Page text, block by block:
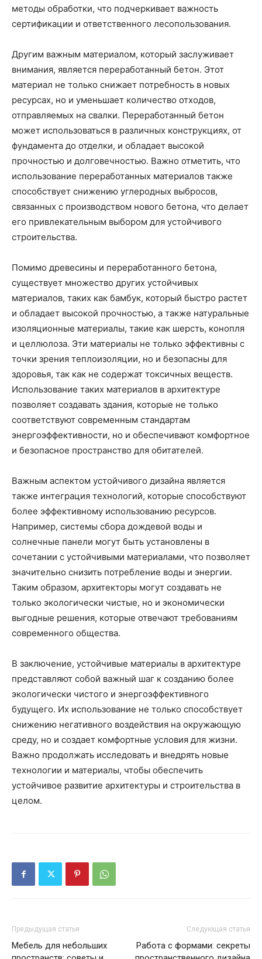
методы обработки, что подчеркивает важность
сертификации и ответственного лесопользования.
Другим важным материалом, который заслуживает
внимания, является переработанный бетон. Этот
материал не только снижает потребность в новых
ресурсах, но и уменьшает количество отходов,
отправляемых на свалки. Переработанный бетон
может использоваться в различных конструкциях, от
фундамента до отделки, и обладает высокой
прочностью и долговечностью. Важно отметить, что
использование переработанных материалов также
способствует снижению углеродных выбросов,
связанных с производством нового бетона, что делает
его привлекательным выбором для устойчивого
строительства.
Помимо древесины и переработанного бетона,
существует множество других устойчивых
материалов, таких как бамбук, который быстро растет
и обладает высокой прочностью, а также натуральные
изоляционные материалы, такие как шерсть, конопля
и целлюлоза. Эти материалы не только эффективны с
точки зрения теплоизоляции, но и безопасны для
здоровья, так как не содержат токсичных веществ.
Использование таких материалов в архитектуре
позволяет создавать здания, которые не только
соответствуют современным стандартам
энергоэффективности, но и обеспечивают комфортное
и безопасное пространство для обитателей.
Важным аспектом устойчивого дизайна является
также интеграция технологий, которые способствуют
более эффективному использованию ресурсов.
Например, системы сбора дождевой воды и
солнечные панели могут быть установлены в
сочетании с устойчивыми материалами, что позволяет
значительно снизить потребление воды и энергии.
Таким образом, архитекторы могут создавать не
только экологически чистые, но и экономически
выгодные решения, которые отвечают требованиям
современного общества.
В заключение, устойчивые материалы в архитектуре
представляют собой важный шаг к созданию более
экологически чистого и энергоэффективного
будущего. Их использование не только способствует
снижению негативного воздействия на окружающую
среду, но и создает комфортные условия для жизни.
Важно продолжать исследовать и внедрять новые
технологии и материалы, чтобы обеспечить
устойчивое развитие архитектуры и строительства в
целом.
Предыдущая статья
Мебель для небольших
Следующая статья
Работа с формами: секреты